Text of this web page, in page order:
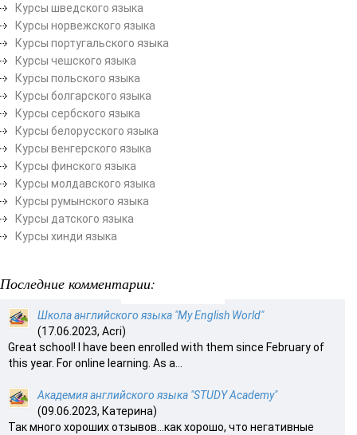
Курсы шведского языка
Курсы норвежского языка
Курсы португальского языка
Курсы чешского языка
Курсы польского языка
Курсы болгарского языка
Курсы сербского языка
Курсы белорусского языка
Курсы венгерского языка
Курсы финского языка
Курсы молдавского языка
Курсы румынского языка
Курсы датского языка
Курсы хинди языка
Последние комментарии:
Школа английского языка "My English World"
(17.06.2023, Acri)
Great school! I have been enrolled with them since February of
this year. For online learning. As a...
Академия английского языка "STUDY Academy"
(09.06.2023, Катерина)
Так много хороших отзывов…как хорошо, что негативные